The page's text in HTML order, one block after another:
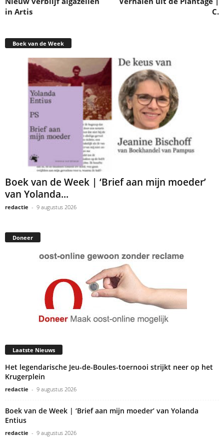
in Artis
C.
Boek van de Week
Boek van de Week | ‘Brief aan mijn moeder’
van Yolanda...
redactie - 9 augustus 2026
Doneer
Laatste Nieuws
Het legendarische Jeu-de-Boules-toernooi strijkt neer op het
Krugerplein
redactie - 9 augustus 2026
Boek van de Week | ‘Brief aan mijn moeder’ van Yolanda
Entius
redactie - 9 augustus 2026